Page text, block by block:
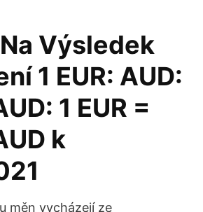
Výsledek
1 EUR: AUD:
1 EUR =
k
měn vycházejí ze